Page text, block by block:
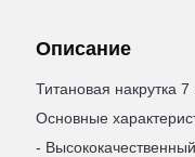
Описание
Титановая накрутка 7
Основные
-